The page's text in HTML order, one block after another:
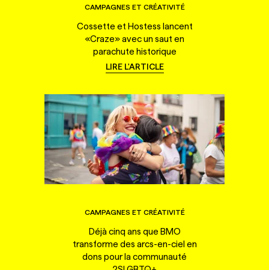
CAMPAGNES ET CRÉATIVITÉ
Cossette et Hostess lancent
«Craze» avec un saut en
parachute historique
LIRE L'ARTICLE
CAMPAGNES ET CRÉATIVITÉ
Déjà cinq ans que BMO
transforme des arcs-en-ciel en
dons pour la communauté